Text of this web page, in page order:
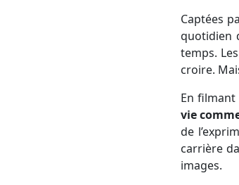
Captées
quotidien
temps.
croire.
En
vie
de
carrière
images.